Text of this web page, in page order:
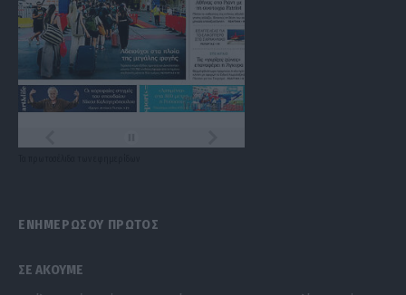
ΕΝΗΜΕΡΩΣΟΥ ΠΡΩΤΟΣ
ΣΕ ΑΚΟΥΜΕ